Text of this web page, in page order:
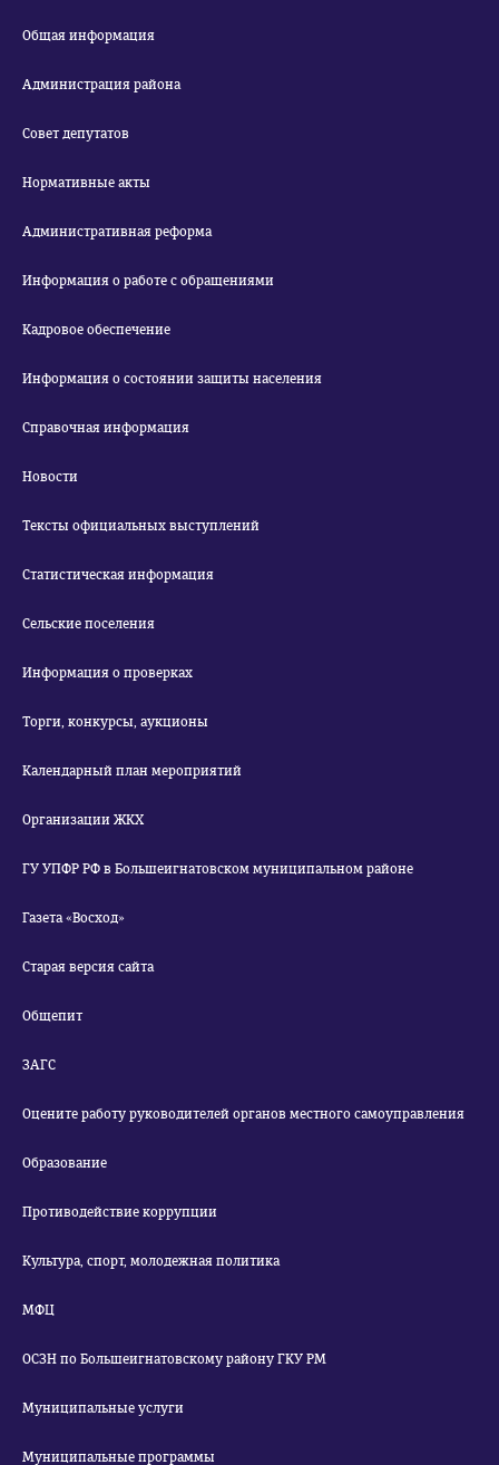
Общая информация
Администрация района
Совет депутатов
Нормативные акты
Административная реформа
Информация о работе с обращениями
Кадровое обеспечение
Информация о состоянии защиты населения
Справочная информация
Новости
Тексты официальных выступлений
Статистическая информация
Сельские поселения
Информация о проверках
Торги, конкурсы, аукционы
Календарный план мероприятий
Организации ЖКХ
ГУ УПФР РФ в Большеигнатовском муниципальном районе
Газета «Восход»
Старая версия сайта
Общепит
ЗАГС
Оцените работу руководителей органов местного самоуправления
Образование
Противодействие коррупции
Культура, спорт, молодежная политика
МФЦ
ОСЗН по Большеигнатовскому району ГКУ РМ
Муниципальные услуги
Муниципальные программы